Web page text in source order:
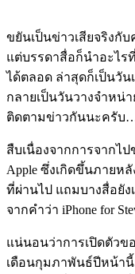
ขยันเป็นข่าวเสียจริงกั
แต่บรรดาสื่อก็นำอะไร
ได้ตลอด ล่าสุดก็เป็นวั
กลายเป็นวันวางจำหน่า
ติดตามข่าวกันนะครับ
สืบเนื่องจากการจากไ
Apple ซึ่งเกิดขึ้นภายหลั
ที่ผ่านไป แถมบางสื่อยัง
จากคำว่า iPhone for
แน่นอนว่าการเปิดตัวข
เดือนกุมภาพันธ์ปีหน้านี้